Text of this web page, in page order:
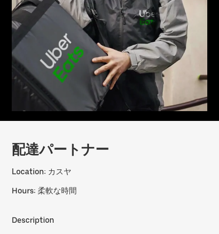
配達パートナー
Location: カスヤ
Hours: 柔軟な時間
Description